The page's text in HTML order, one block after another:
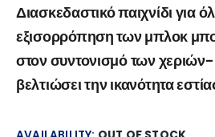
Διασκεδαστικό παιχνίδι για
εξισορρόπηση των μπλοκ
στον συντονισμό των
βελτιώσει την ικανότητα